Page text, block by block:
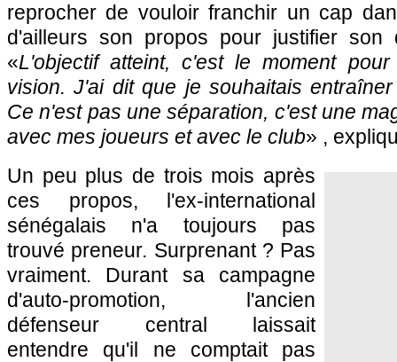
reprocher de vouloir franchir un cap
d'ailleurs son propos pour justifier son
«L'objectif atteint, c'est le moment
vision. J'ai dit que je souhaitais
Ce n'est pas une séparation, c'est une
avec mes joueurs et avec le club» ,
Un peu plus de trois mois après
ces propos, l'ex-international
sénégalais n'a toujours pas
trouvé preneur. Surprenant ? Pas
vraiment. Durant sa campagne
d'auto-promotion, l'ancien
défenseur central laissait
entendre qu'il ne comptait pas